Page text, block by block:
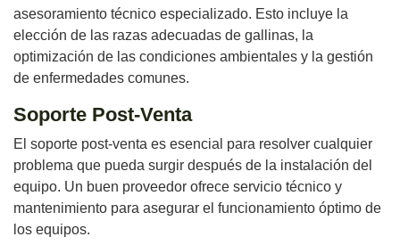
asesoramiento técnico especializado. Esto incluye la
elección de las razas adecuadas de gallinas, la
optimización de las condiciones ambientales y la gestión
de enfermedades comunes.
Soporte Post-Venta
El soporte post-venta es esencial para resolver cualquier
problema que pueda surgir después de la instalación del
equipo. Un buen proveedor ofrece servicio técnico y
mantenimiento para asegurar el funcionamiento óptimo de
los equipos.